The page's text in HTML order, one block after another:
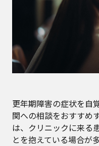
更年期障害の症状を自
関への相談をおすすめ
は、クリニックに来る
とを抱えている場合が